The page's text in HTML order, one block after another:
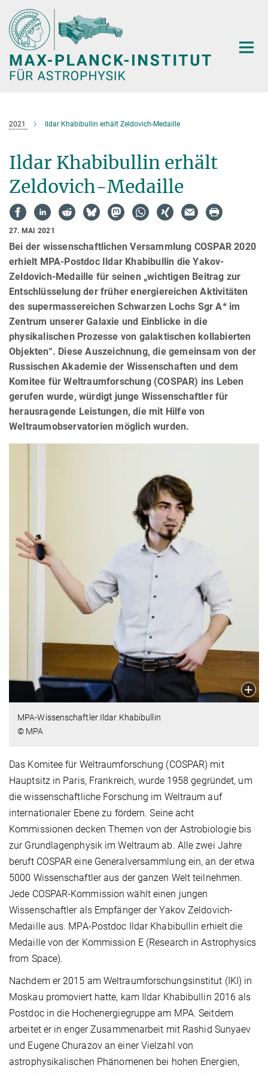
Hauptinhalt
2021 Ildar Khabibullin erhält Zeldovich-Medaille
Ildar Khabibullin erhält
Zeldovich-Medaille
27. MAI 2021
Bei der wissenschaftlichen Versammlung COSPAR 2020
erhielt MPA-Postdoc Ildar Khabibullin die Yakov-
Zeldovich-Medaille für seinen „wichtigen Beitrag zur
Entschlüsselung der früher energiereichen Aktivitäten
des supermassereichen Schwarzen Lochs Sgr A* im
Zentrum unserer Galaxie und Einblicke in die
physikalischen Prozesse von galaktischen kollabierten
Objekten“. Diese Auszeichnung, die gemeinsam von der
Russischen Akademie der Wissenschaften und dem
Komitee für Weltraumforschung (COSPAR) ins Leben
gerufen wurde, würdigt junge Wissenschaftler für
herausragende Leistungen, die mit Hilfe von
Weltraumobservatorien möglich wurden.
MPA-Wissenschaftler Ildar Khabibullin
© MPA
Das Komitee für Weltraumforschung (COSPAR) mit
Hauptsitz in Paris, Frankreich, wurde 1958 gegründet, um
die wissenschaftliche Forschung im Weltraum auf
internationaler Ebene zu fördern. Seine acht
Kommissionen decken Themen von der Astrobiologie bis
zur Grundlagenphysik im Weltraum ab. Alle zwei Jahre
beruft COSPAR eine Generalversammlung ein, an der etwa
5000 Wissenschaftler aus der ganzen Welt teilnehmen.
Jede COSPAR-Kommission wählt einen jungen
Wissenschaftler als Empfänger der Yakov Zeldovich-
Medaille aus. MPA-Postdoc Ildar Khabibullin erhielt die
Medaille von der Kommission E (Research in Astrophysics
from Space).
Nachdem er 2015 am Weltraumforschungsinstitut (IKI) in
Moskau promoviert hatte, kam Ildar Khabibullin 2016 als
Postdoc in die Hochenergiegruppe am MPA. Seitdem
arbeitet er in enger Zusammenarbeit mit Rashid Sunyaev
und Eugene Churazov an einer Vielzahl von
astrophysikalischen Phänomenen bei hohen Energien,